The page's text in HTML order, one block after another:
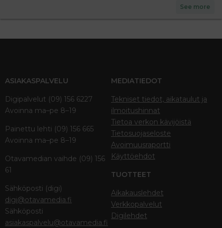
See more
ASIAKASPALVELU
Digipalvelut (09) 156 6227
Avoinna ma–pe 8–19
Painettu lehti (09) 156 665
Avoinna ma–pe 8–19
Otavamedian vaihde (09) 156
61
Sähköposti (digi)
digi@otavamedia.fi
Sähköposti
asiakaspalvelu@otavamedia.fi
MEDIATIEDOT
Tekniset tiedot, aikataulut ja
ilmoitushinnat
Tietoa verkon kävijöistä
Tietosuojaseloste
Avoimuusraportti
Käyttöehdot
TUOTTEET
Aikakauslehdet
Verkkopalvelut
Digilehdet